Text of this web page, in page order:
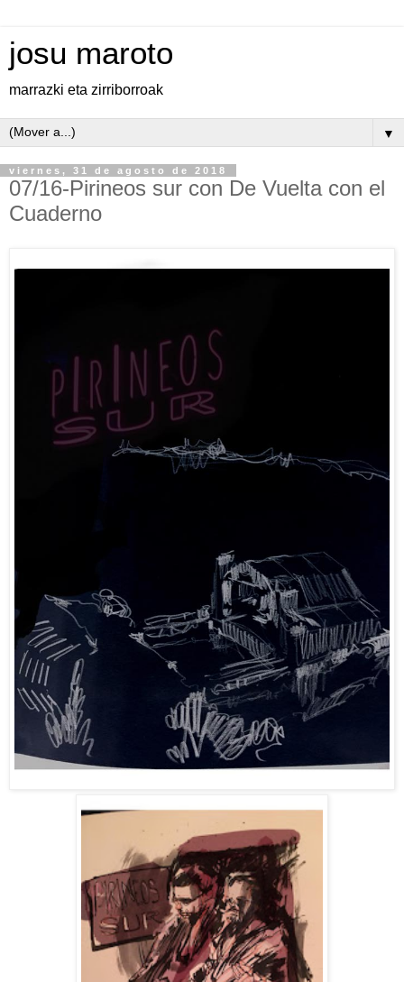
josu maroto
marrazki eta zirriborroak
▼
viernes, 31 de agosto de 2018
07/16-Pirineos sur con De Vuelta con el
Cuaderno